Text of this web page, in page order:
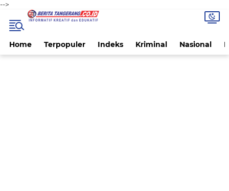
-->
Home Terpopuler Indeks Kriminal Nasional